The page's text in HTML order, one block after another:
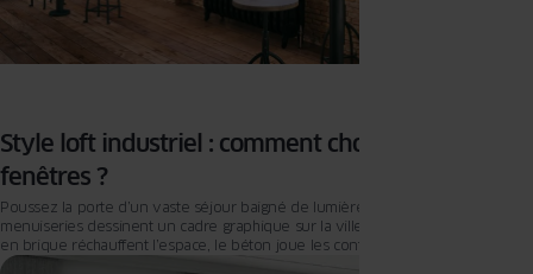
Style loft industriel : comment choisir ses
fenêtres ?
Poussez la porte d’un vaste séjour baigné de lumière. Les lignes des
menuiseries dessinent un cadre graphique sur la ville ou le jardin. Les murs
en brique réchauffent l’espace, le béton joue les contrastes, et chaque
ouverture prolonge la perspective. C’est l’essence du style loft industriel : un